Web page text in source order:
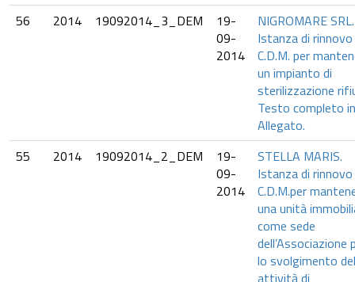
56
2014 19092014_3_DEM
19-
09-
2014
NIGROMARE SRL.
Istanza di rinnovo
C.D.M. per
un impianto di
sterilizzazione
Testo completo in
Allegato.
55
2014 19092014_2_DEM
19-
09-
2014
STELLA MARIS.
Istanza di rinnovo
C.D.M.per
una unità
come sede
dell’Associazione
lo svolgimento
attività di